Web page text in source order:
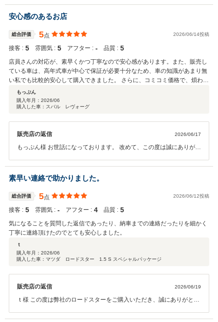
からのご利用で不安に思われる事が少なからずあったかと思います
が、店頭でのご納車の際にお喜びのお言葉をいただき、担当いたしま
した私も嬉しく思いました^ ^ 電気自動車ならではのスムーズな加速と
静かで快適な走り心地、今までお乗りになられていたお車とも全く違
う味わいのカーライフをお送りいただけるかと思います！ これからた
くさん運転して、たくさん素敵な思い出を作ってくださいね^ ^ また何
かございましたらパッカーズまでお声がけくださいませ！ 今後とも、
よろしくお願いいたします。
安心感のあるお店
総合評価 5点 2026/06/14投稿
接客 : 5 雰囲気 : 5 アフター : ‐ 品質 : 5
店員さんの対応が、素早くかつ丁寧なので安心感があります。また、販売し
ている車は、高年式車が中心で保証が必要十分なため、車の知識があまり無
い私でも比較的安心して購入できました。 さらに、コミコミ価格で、煩わし
い価格交渉をしなくても適正価格で購入出来た点が良かったです。次回も、
買い替えの際は、この店舗を利用したいと思いました。
もっぷん
購入年月： 2026/06
購入した車：スバル レヴォーグ
販売店の返信 2026/06/17
もっぷん様 お世話になっております。 改めて、この度は誠にありがと
いへん光栄でございます。 金額に関しても、全国のお客様に平等に・
お買い得にお車を購入していただくために 最初の段階で相場を鑑み
た、当店でできるだけ安い価格に設定しております。 表示金額に関し
ても、不審感が募らぬようにわかりやすい表示を心がけております。
また次の機会も当店でご検討いただけるという嬉しいお言葉をいただ
けましたので これからも尚一層のこと、安心でき信頼されるような店
舗を目指してまいります。 この度はパッカーズをご利用いただき、誠
にありがとうございました。 これからも何卒、よろしくお願いいたし
素早い連絡で助かりました。
総合評価 5点 2026/06/12投稿
接客 : 5 雰囲気 : ‐ アフター : 4 品質 : 5
気になることを質問した返信であったり、納車までの連絡だったりを細かく
丁寧に連絡頂けたのでとても安心しました。
ｔ
購入年月： 2026/06
購入した車：マツダ ロードスター 1.5 S スペシャルパッケージ
販売店の返信 2026/06/19
ｔ様 この度は弊社のロードスターをご購入いただき、誠にありがとう
く思います^^なかなか仕入れの少ないカラーでしたので、うまくご希